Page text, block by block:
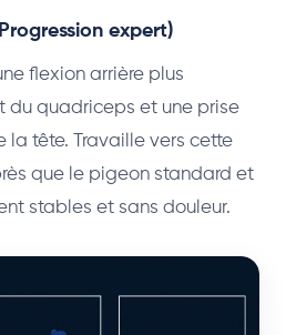
expert)
flexion arrière plus
du quadriceps et une prise
tête. Travaille vers cette
que le pigeon standard et
stables et sans douleur.